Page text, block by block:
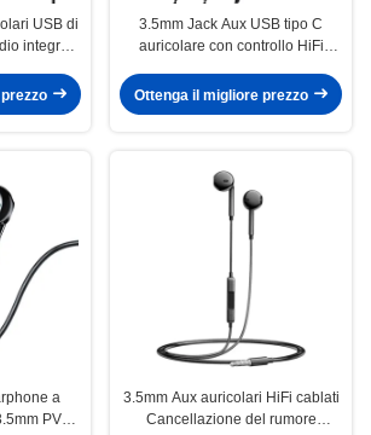
USB di
integrata
rumore
3.5mm Jack Aux USB tipo C
auricolare con controllo HiFi
Ottenga il migliore prezzo
a
PVC
3.5mm Aux auricolari HiFi cablati
Cancellazione del rumore